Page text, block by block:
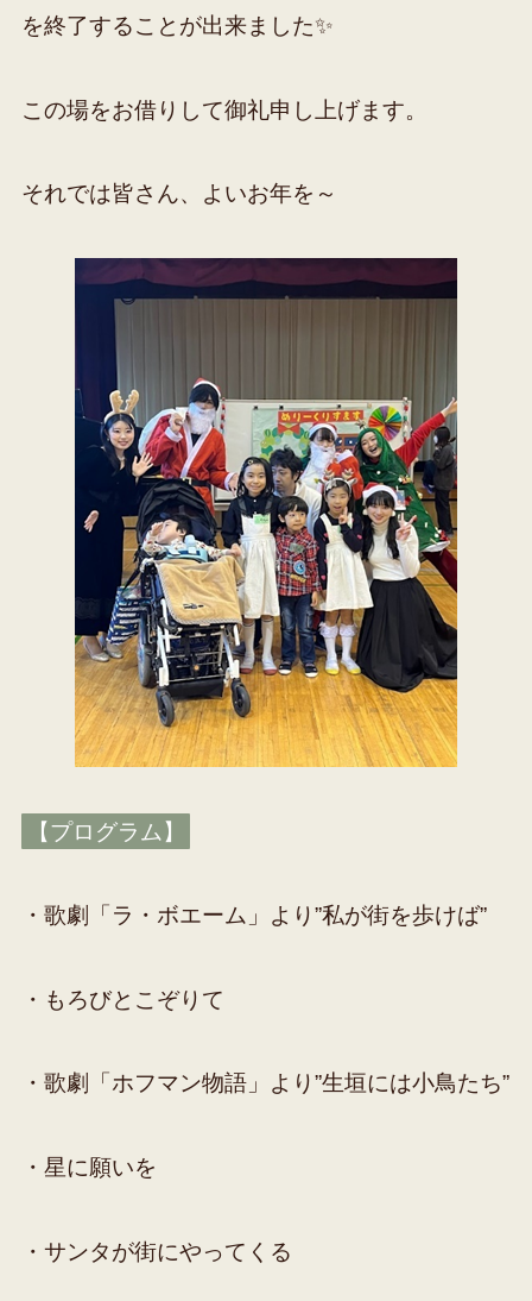
を終了することが出来ました✨
この場をお借りして御礼申し上げます。
それでは皆さん、よいお年を～
【プログラム】
・歌劇「ラ・ボエーム」より”私が街を歩けば”
・もろびとこぞりて
・歌劇「ホフマン物語」より”生垣には小鳥たち”
・星に願いを
・サンタが街にやってくる